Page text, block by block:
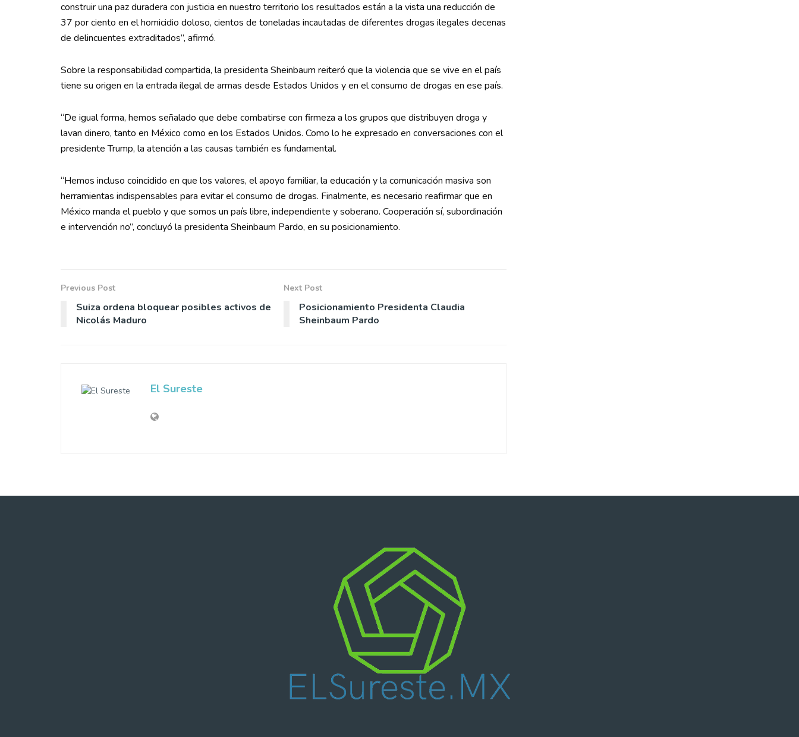
construir una paz duradera con justicia en nuestro territorio los resultados están a la vista una reducción de
37 por ciento en el homicidio doloso, cientos de toneladas incautadas de diferentes drogas ilegales decenas
de delincuentes extraditados”, afirmó.
Sobre la responsabilidad compartida, la presidenta Sheinbaum reiteró que la violencia que se vive en el país
tiene su origen en la entrada ilegal de armas desde Estados Unidos y en el consumo de drogas en ese país.
“De igual forma, hemos señalado que debe combatirse con firmeza a los grupos que distribuyen droga y
lavan dinero, tanto en México como en los Estados Unidos. Como lo he expresado en conversaciones con el
presidente Trump, la atención a las causas también es fundamental.
“Hemos incluso coincidido en que los valores, el apoyo familiar, la educación y la comunicación masiva son
herramientas indispensables para evitar el consumo de drogas. Finalmente, es necesario reafirmar que en
México manda el pueblo y que somos un país libre, independiente y soberano. Cooperación sí, subordinación
e intervención no”, concluyó la presidenta Sheinbaum Pardo, en su posicionamiento.
Previous Post
Suiza ordena bloquear posibles activos de
Nicolás Maduro
Next Post
Posicionamiento Presidenta Claudia
Sheinbaum Pardo
El Sureste